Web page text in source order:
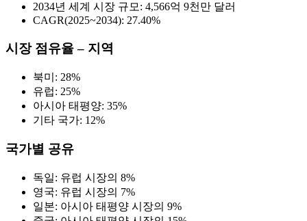
2034년 세계 시장 규모: 4,566억 9천만 달러
CAGR(2025~2034): 27.40%
시장 점유율 – 지역
북미: 28%
유럽: 25%
아시아 태평양: 35%
기타 국가: 12%
국가별 공유
독일: 유럽 시장의 8%
영국: 유럽 시장의 7%
일본: 아시아 태평양 시장의 9%